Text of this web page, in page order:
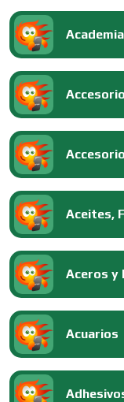
Aceites,
Aceros y
Acuarios